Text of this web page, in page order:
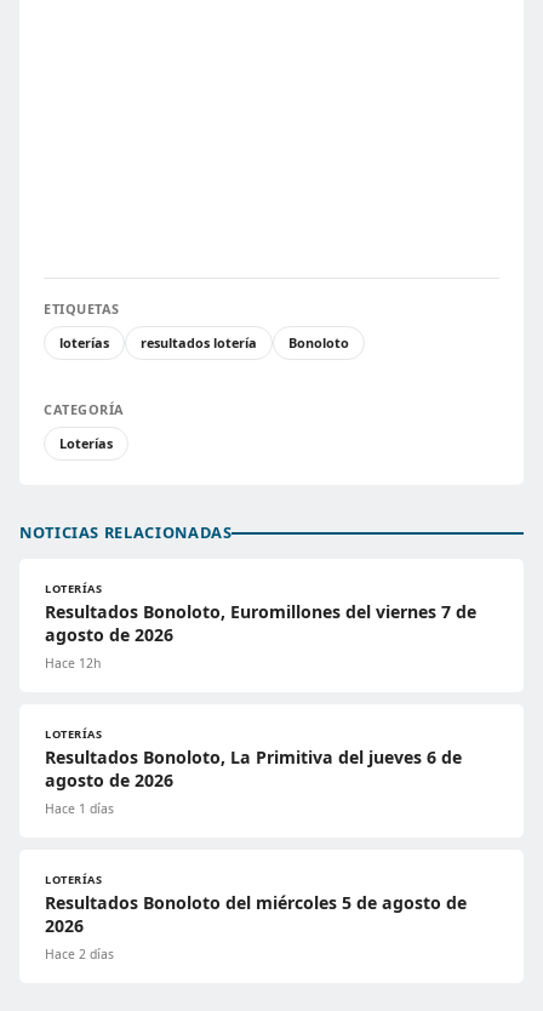
ETIQUETAS
loterías
resultados lotería Bonoloto
CATEGORÍA
Loterías
NOTICIAS RELACIONADAS
LOTERÍAS
Resultados Bonoloto, Euromillones del viernes 7 de
agosto de 2026
Hace 12h
LOTERÍAS
Resultados Bonoloto, La Primitiva del jueves 6 de
agosto de 2026
Hace 1 días
LOTERÍAS
Resultados Bonoloto del miércoles 5 de agosto de
2026
Hace 2 días